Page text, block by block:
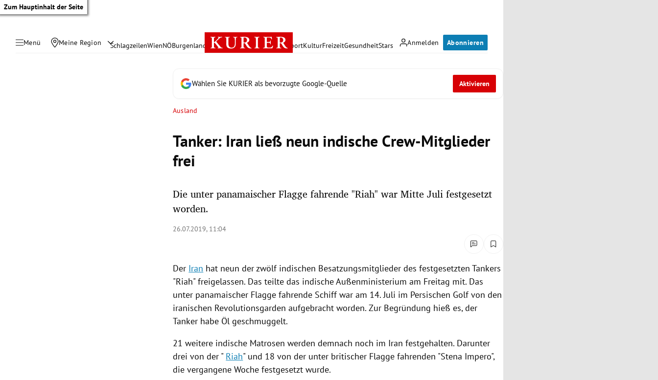
Zum Hauptinhalt der Seite
Menü Meine Region Anmelden Abonnieren
SchlagzeilenWienNÖBurgenland Österreich PolitikWirtschaft SportKulturFreizeitGesundheitStars
Wählen Sie KURIER als bevorzugte Google-Quelle Aktivieren
Ausland
Tanker: Iran ließ neun indische Crew-Mitglieder
frei
Die unter panamaischer Flagge fahrende "Riah" war Mitte Juli festgesetzt
worden.
26.07.2019, 11:04
Der Iran hat neun der zwölf indischen Besatzungsmitglieder des festgesetztenTankers
"Riah" freigelassen. Das teilte das indischeAußenministerium am Freitag mit. Das
unter panamaischer Flagge fahrende Schiffwar am 14. Juli im Persischen Golf von den
iranischen Revolutionsgarden aufgebracht worden. Zur Begründung hieß es, der
Tanker habe Öl geschmuggelt.
21 weitere indische Matrosen werden demnach noch im Iran festgehalten. Darunter
drei von der " Riah" und 18 von der unter britischer Flagge fahrenden "Stena Impero",
die vergangene Woche festgesetzt wurde.